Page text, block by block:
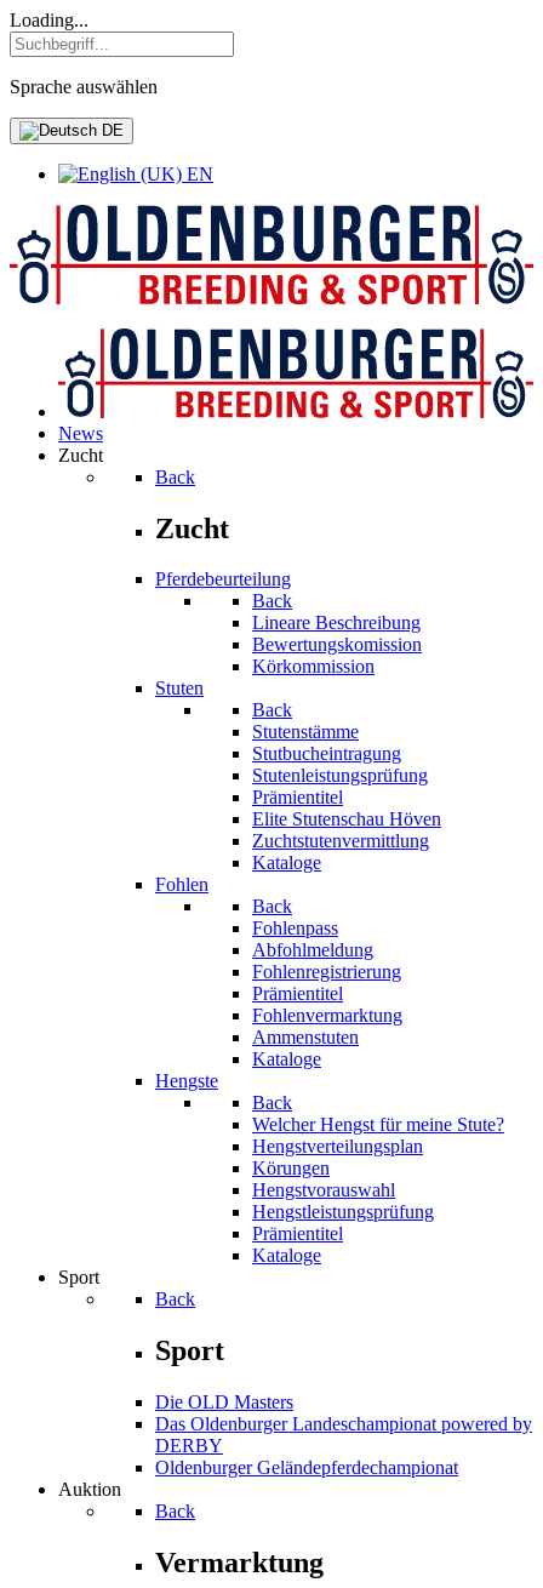
Loading...
Sprache auswählen
DE
EN
News
Zucht
Back
Zucht
Pferdebeurteilung
Back
Lineare Beschreibung
Bewertungskomission
Körkommission
Stuten
Back
Stutenstämme
Stutbucheintragung
Stutenleistungsprüfung
Prämientitel
Elite Stutenschau Höven
Zuchtstutenvermittlung
Kataloge
Fohlen
Back
Fohlenpass
Abfohlmeldung
Fohlenregistrierung
Prämientitel
Fohlenvermarktung
Ammenstuten
Kataloge
Hengste
Back
Welcher Hengst für meine Stute?
Hengstverteilungsplan
Körungen
Hengstvorauswahl
Hengstleistungsprüfung
Prämientitel
Kataloge
Sport
Back
Sport
Die OLD Masters
Das Oldenburger Landeschampionat powered by
DERBY
Oldenburger Geländepferde­championat
Auktion
Back
Vermarktung